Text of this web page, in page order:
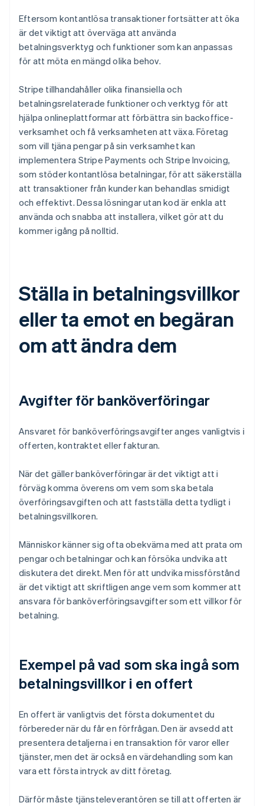
Eftersom kontantlösa transaktioner fortsätter att öka
är det viktigt att överväga att använda
betalningsverktyg och funktioner som kan anpassas
för att möta en mängd olika behov.
Stripe tillhandahåller olika finansiella och
betalningsrelaterade funktioner och verktyg för att
hjälpa onlineplattformar att förbättra sin backoffice-
verksamhet och få verksamheten att växa. Företag
som vill tjäna pengar på sin verksamhet kan
implementera Stripe Payments och Stripe Invoicing,
som stöder kontantlösa betalningar, för att säkerställa
att transaktioner från kunder kan behandlas smidigt
och effektivt. Dessa lösningar utan kod är enkla att
använda och snabba att installera, vilket gör att du
kommer igång på nolltid.
Ställa in betalningsvillkor
eller ta emot en begäran
om att ändra dem
Avgifter för banköverföringar
Ansvaret för banköverföringsavgifter anges vanligtvis i
offerten, kontraktet eller fakturan.
När det gäller banköverföringar är det viktigt att i
förväg komma överens om vem som ska betala
överföringsavgiften och att fastställa detta tydligt i
betalningsvillkoren.
Människor känner sig ofta obekväma med att prata om
pengar och betalningar och kan försöka undvika att
diskutera det direkt. Men för att undvika missförstånd
är det viktigt att skriftligen ange vem som kommer att
ansvara för banköverföringsavgifter som ett villkor för
betalning.
Exempel på vad som ska ingå som
betalningsvillkor i en offert
En offert är vanligtvis det första dokumentet du
förbereder när du får en förfrågan. Den är avsedd att
presentera detaljerna i en transaktion för varor eller
tjänster, men det är också en värdehandling som kan
vara ett första intryck av ditt företag.
Därför måste tjänsteleverantören se till att offerten är